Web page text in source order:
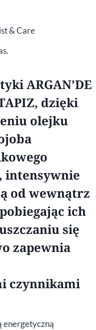
ARGAN’DE
dzięki
olejku
intensywnie
od wewnątrz
ich
się
zapewnia
czynnikami
energetyczną